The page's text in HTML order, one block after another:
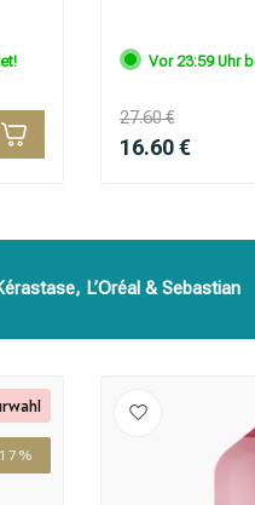
du?
Vor 23:59 Uhr
27.60 €
16.60 €
L’Oréal & Sebastian